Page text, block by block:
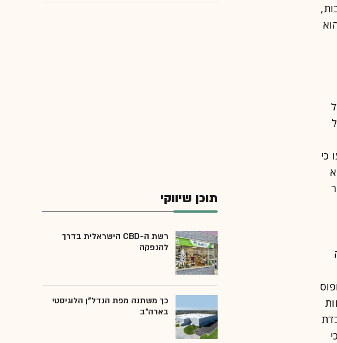
כי
תוכן שיווקי
רשת ה-CBD הישראלית בדרך
להנפקה
כך משתנה מפת הנדל"ן הלוגיסטי
בארה"ב